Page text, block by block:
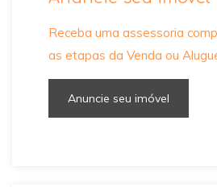
Receba uma assessoria
as etapas da Venda ou
Anuncie seu imóvel